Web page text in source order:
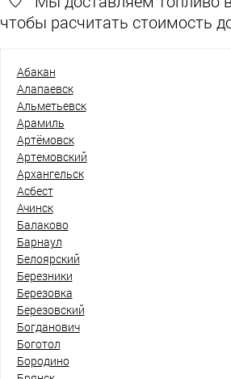
чтобы расчитать стоимость
Абакан
Алапаевск
Альметьевск
Арамиль
Артёмовск
Артемовский
Архангельск
Асбест
Ачинск
Балаково
Барнаул
Белоярский
Березники
Березовка
Березовский
Богданович
Боготол
Бородино